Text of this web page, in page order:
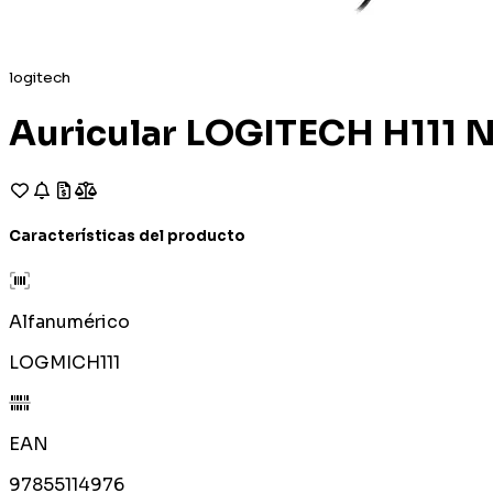
logitech
Auricular LOGITECH H111
Características del producto
Alfanumérico
LOGMICH111
EAN
97855114976